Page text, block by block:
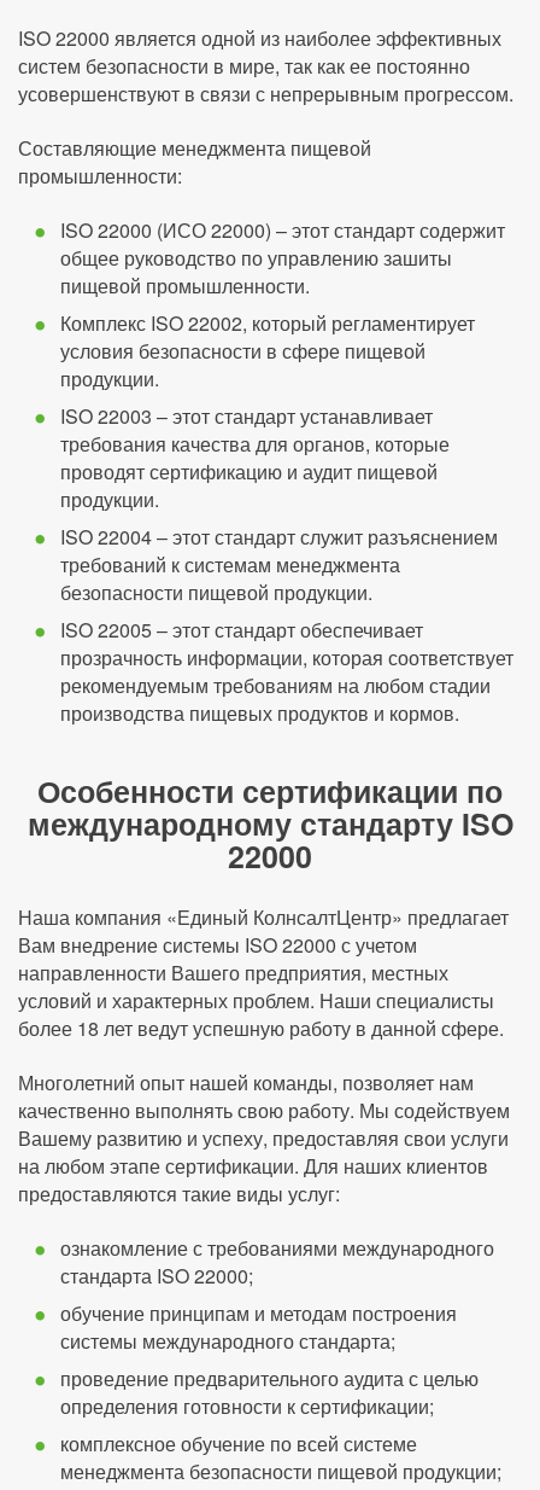
ISO 22000 является одной из наиболее эффективных
систем безопасности в мире, так как ее постоянно
усовершенствуют в связи с непрерывным прогрессом.
Составляющие менеджмента пищевой
промышленности:
ISO 22000 (ИСО 22000) – этот стандарт содержит
общее руководство по управлению зашиты
пищевой промышленности.
Комплекс ISO 22002, который регламентирует
условия безопасности в сфере пищевой
продукции.
ISO 22003 – этот стандарт устанавливает
требования качества для органов, которые
проводят сертификацию и аудит пищевой
продукции.
ISO 22004 – этот стандарт служит разъяснением
требований к системам менеджмента
безопасности пищевой продукции.
ISO 22005 – этот стандарт обеспечивает
прозрачность информации, которая соответствует
рекомендуемым требованиям на любом стадии
производства пищевых продуктов и кормов.
Особенности сертификации по
международному стандарту ISO
22000
Наша компания «Единый КолнсалтЦентр» предлагает
Вам внедрение системы ISO 22000 с учетом
направленности Вашего предприятия, местных
условий и характерных проблем. Наши специалисты
более 18 лет ведут успешную работу в данной сфере.
Многолетний опыт нашей команды, позволяет нам
качественно выполнять свою работу. Мы содействуем
Вашему развитию и успеху, предоставляя свои услуги
на любом этапе сертификации. Для наших клиентов
предоставляются такие виды услуг:
ознакомление с требованиями международного
стандарта ISO 22000;
обучение принципам и методам построения
системы международного стандарта;
проведение предварительного аудита с целью
определения готовности к сертификации;
комплексное обучение по всей системе
менеджмента безопасности пищевой продукции;